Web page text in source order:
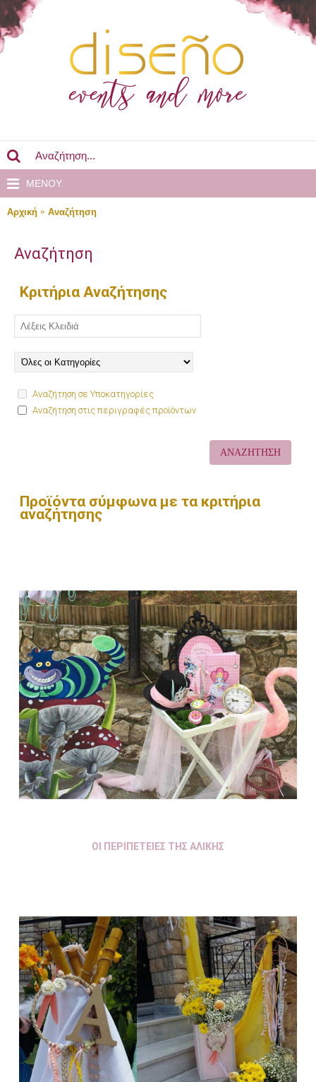
MENOY
Αρχική Αναζήτηση
Αναζήτηση
Κριτήρια Αναζήτησης
Αναζήτηση σε Υποκατηγορίες
Αναζήτηση στις περιγραφές προϊόντων
Προϊόντα σύμφωνα με τα κριτήρια
αναζήτησης
ΟΙ ΠΕΡΙΠΕΤΕΙΕΣ ΤΗΣ ΑΛΙΚΗΣ